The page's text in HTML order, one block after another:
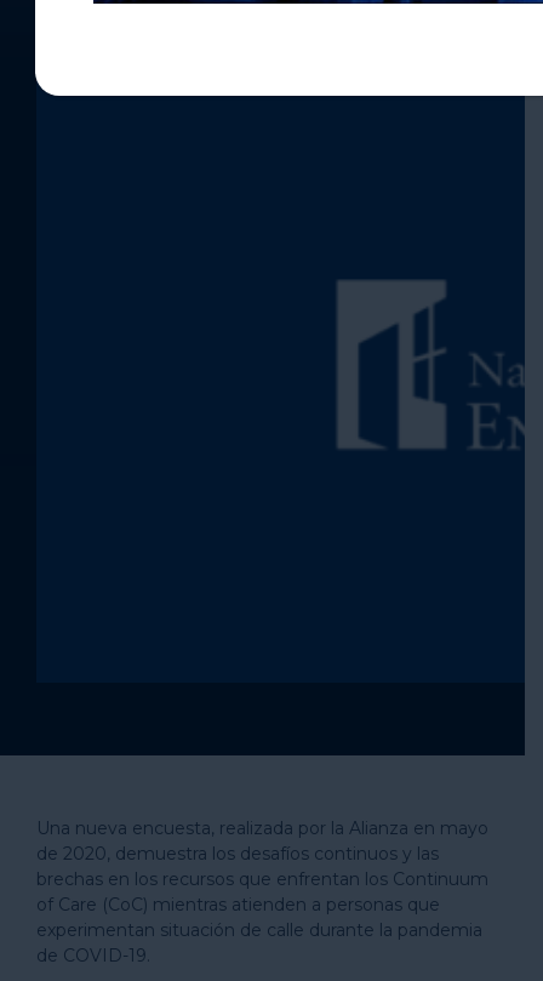
Una nueva encuesta, realizada por la Alianza en mayo
de 2020, demuestra los desafíos continuos y las
brechas en los recursos que enfrentan los Continuum
of Care (CoC) mientras atienden a personas que
experimentan situación de calle durante la pandemia
de COVID-19.